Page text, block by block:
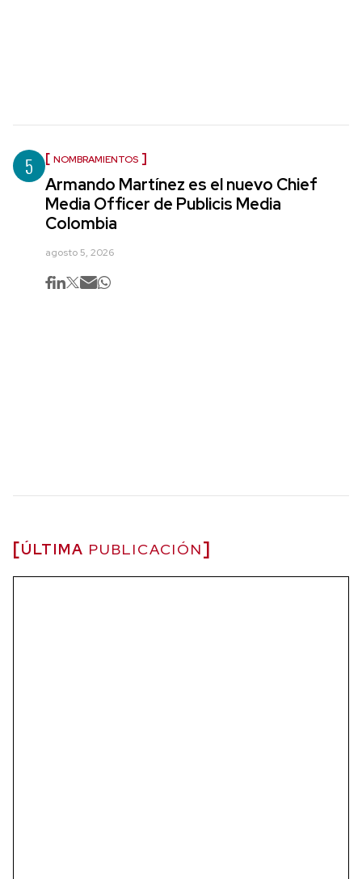
5 NOMBRAMIENTOS
Armando Martínez es el nuevo Chief
Media Officer de Publicis Media
Colombia
agosto 5, 2026
ÚLTIMA PUBLICACIÓN